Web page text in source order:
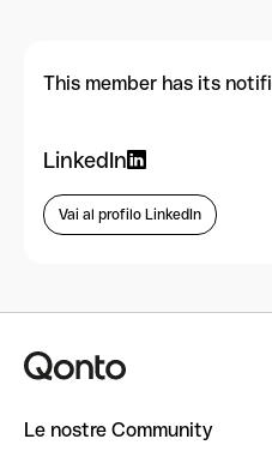
This member has its
LinkedIn
Vai al profilo LinkedIn
Le nostre Community